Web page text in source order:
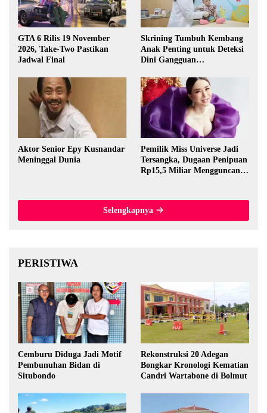
GTA 6 Rilis 19 November
2026, Take-Two Pastikan
Jadwal Final
Skrining Tumbuh Kembang
Anak Penting untuk Deteksi
Dini Gangguan
Aktor Senior Epy Kusnandar
Meninggal Dunia
Pemilik Miss Universe Jadi
Tersangka, Dugaan Penipuan
Rp15,5 Miliar Mengguncang
Selengkapnya
PERISTIWA
Cemburu Diduga Jadi Motif
Pembunuhan Bidan di
Situbondo
Rekonstruksi 20 Adegan
Bongkar Kronologi Kematian
Candri Wartabone di Bolmut